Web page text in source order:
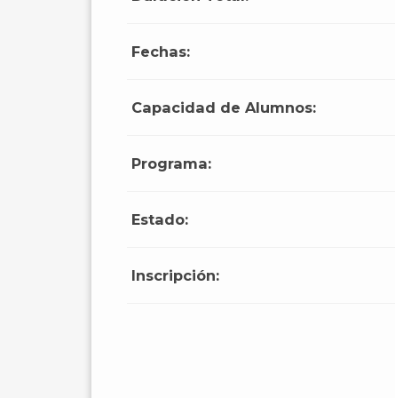
Fechas:
Capacidad de Alumnos:
Programa:
Estado:
Inscripción: